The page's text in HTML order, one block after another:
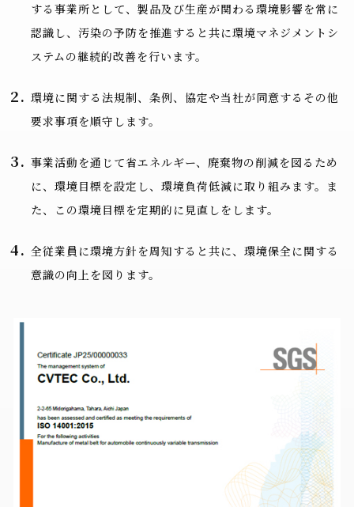
する事業所として、製品及び生産が関わる環境影響を常に
認識し、汚染の予防を推進すると共に環境マネジメントシ
ステムの継続的改善を行います。
環境に関する法規制、条例、協定や当社が同意するその他
要求事項を順守します。
事業活動を通じて省エネルギー、廃棄物の削減を図るため
に、環境目標を設定し、環境負荷低減に取り組みます。ま
た、この環境目標を定期的に見直しをします。
全従業員に環境方針を周知すると共に、環境保全に関する
意識の向上を図ります。